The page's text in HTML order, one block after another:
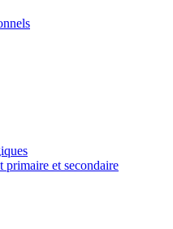
primaire et secondaire